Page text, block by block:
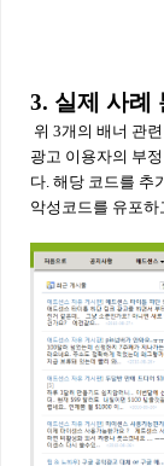
3. 실제 사례
위 3개의 배너 관
광고 이용자의 부
다. 해당 코드를 추
악성코드를 유포하